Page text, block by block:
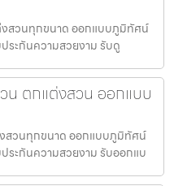
สวนทุกขนาด ออกแบบภูมิทัศน์
ระกันความสวยงาม รับดู
น ตกแต่งสวน ออกแบบ
สวนทุกขนาด ออกแบบภูมิทัศน์
ระกันความสวยงาม รับออกแบ